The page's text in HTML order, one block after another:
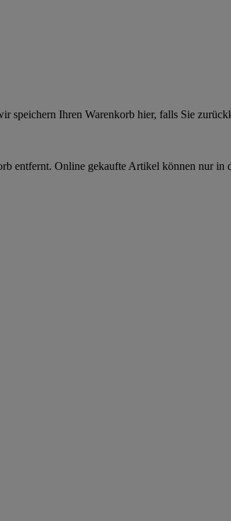
speichern Ihren Warenkorb hier, falls Sie
entfernt. Online gekaufte Artikel können nur in